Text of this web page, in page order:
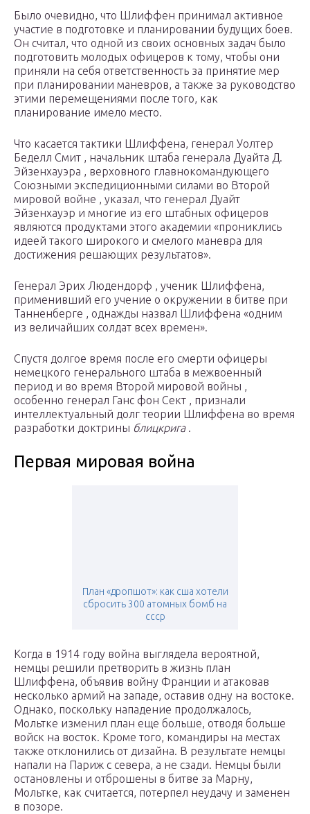
Было очевидно, что Шлиффен принимал активное
участие в подготовке и планировании будущих боев.
Он считал, что одной из своих основных задач было
подготовить молодых офицеров к тому, чтобы они
приняли на себя ответственность за принятие мер
при планировании маневров, а также за руководство
этими перемещениями после того, как
планирование имело место.
Что касается тактики Шлиффена, генерал Уолтер
Беделл Смит , начальник штаба генерала Дуайта Д.
Эйзенхауэра , верховного главнокомандующего
Союзными экспедиционными силами во Второй
мировой войне , указал, что генерал Дуайт
Эйзенхауэр и многие из его штабных офицеров
являются продуктами этого академии «прониклись
идеей такого широкого и смелого маневра для
достижения решающих результатов».
Генерал Эрих Людендорф , ученик Шлиффена,
применивший его учение о окружении в битве при
Танненберге , однажды назвал Шлиффена «одним
из величайших солдат всех времен».
Спустя долгое время после его смерти офицеры
немецкого генерального штаба в межвоенный
период и во время Второй мировой войны ,
особенно генерал Ганс фон Сект , признали
интеллектуальный долг теории Шлиффена во время
разработки доктрины блицкрига.
Первая мировая война
План «дропшот»: как сша хотели
сбросить 300 атомных бомб на
ссср
Когда в 1914 году война выглядела вероятной,
немцы решили претворить в жизнь план
Шлиффена, объявив войну Франции и атаковав
несколько армий на западе, оставив одну на востоке.
Однако, поскольку нападение продолжалось,
Мольтке изменил план еще больше, отводя больше
войск на восток. Кроме того, командиры на местах
также отклонились от дизайна. В результате немцы
напали на Париж с севера, а не сзади. Немцы были
остановлены и отброшены в битве за Марну,
Мольтке, как считается, потерпел неудачу и заменен
в позоре.